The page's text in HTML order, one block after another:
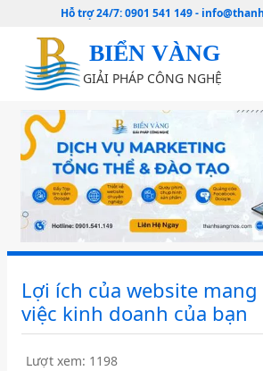
Hỗ trợ 24/7:0901 541 149-
BIỂN VÀNG
GIẢI PHÁP CÔNG NGHỆ
Lợi ích của website
việc kinh doanh của bạn
Lượt xem: 1198